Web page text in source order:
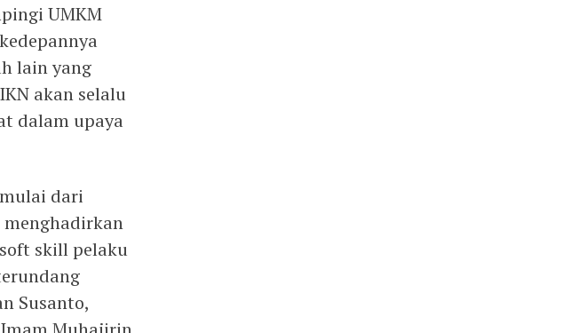
UMKM
lain yang
akan selalu
dalam upaya
dari
menghadirkan
skill pelaku
Susanto,